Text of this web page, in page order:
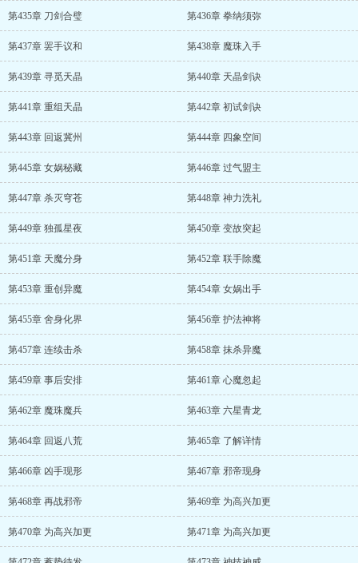
第435章 刀剑合璧 第436章 拳纳须弥
第437章 罢手议和 第438章 魔珠入手
第439章 寻觅天晶 第440章 天晶剑诀
第441章 重组天晶 第442章 初试剑诀
第443章 回返冀州 第444章 四象空间
第445章 女娲秘藏 第446章 过气盟主
第447章 杀灭穹苍 第448章 神力洗礼
第449章 独孤星夜 第450章 变故突起
第451章 天魔分身 第452章 联手除魔
第453章 重创异魔 第454章 女娲出手
第455章 舍身化界 第456章 护法神将
第457章 连续击杀 第458章 抹杀异魔
第459章 事后安排 第461章 心魔忽起
第462章 魔珠魔兵 第463章 六星青龙
第464章 回返八荒 第465章 了解详情
第466章 凶手现形 第467章 邪帝现身
第468章 再战邪帝 第469章 为高兴加更
第470章 为高兴加更 第471章 为高兴加更